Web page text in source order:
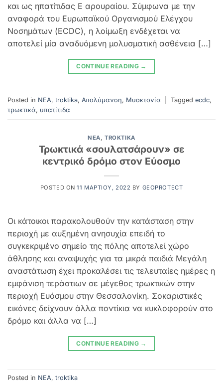
και ως ηπατίτιδας Ε αρουραίου. Σύμφωνα με την
αναφορά του Ευρωπαϊκού Οργανισμού Ελέγχου
Νοσημάτων (ECDC), η λοίμωξη ενδέχεται να
αποτελεί μία αναδυόμενη μολυσματική ασθένεια […]
CONTINUE READING →
Posted in NEA, troktika, Απολύμανση, Μυοκτονία Tagged ecdc,
τρωκτικά, υπατίτιδα
NEA ,TROKTIKA
Τρωκτικά «σουλατσάρουν» σε
κεντρικό δρόμο στον Εύοσμο
POSTED ON11 ΜΑΡΤΊΟΥ, 2022 BY GEOPROTECT
Οι κάτοικοι παρακολουθούν την κατάσταση στην
περιοχή με αυξημένη ανησυχία επειδή το
συγκεκριμένο σημείο της πόλης αποτελεί χώρο
άθλησης και αναψυχής για τα μικρά παιδιά Μεγάλη
αναστάτωση έχει προκαλέσει τις τελευταίες ημέρες η
εμφάνιση τεράστιων σε μέγεθος τρωκτικών στην
περιοχή Ευόσμου στην Θεσσαλονίκη. Σοκαριστικές
εικόνες δείχνουν άλλα ποντίκια να κυκλοφορούν στο
δρόμο και άλλα να […]
CONTINUE READING →
Posted in NEA, troktika